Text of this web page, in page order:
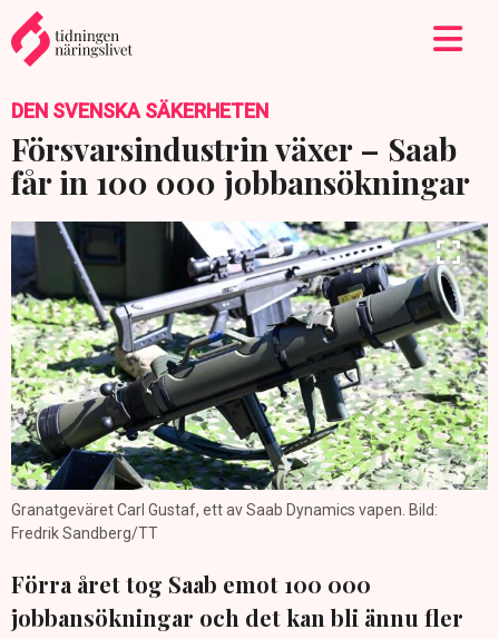
DEN SVENSKA SÄKERHETEN
Försvarsindustrin växer – Saab
får in 100 000 jobbansökningar
Granatgeväret Carl Gustaf, ett av Saab Dynamics vapen. Bild:
Fredrik Sandberg/TT
Förra året tog Saab emot 100 000
jobbansökningar och det kan bli ännu fler